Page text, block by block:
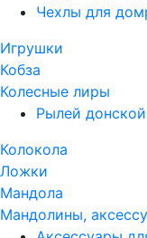
Чехлы для
Игрушки
Кобза
Колесные лиры
Рылей донской
Колокола
Ложки
Мандола
Мандолины,